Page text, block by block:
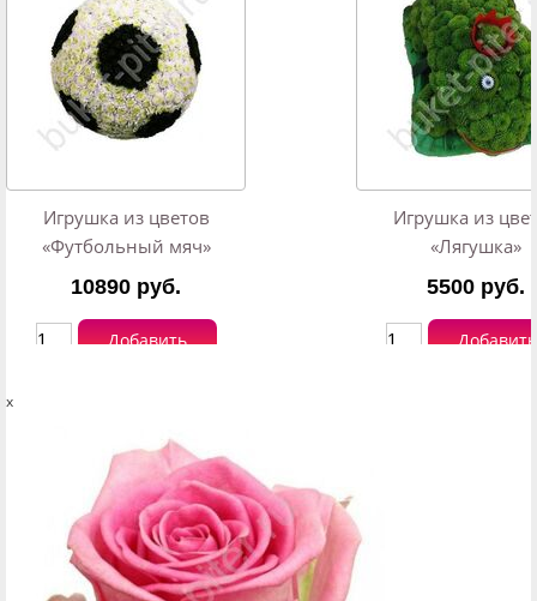
Игрушка из цветов
«Футбольный мяч»
Добавить
10890 руб.
Игрушка из
«Лягушка»
Добавить
5500 руб.
x